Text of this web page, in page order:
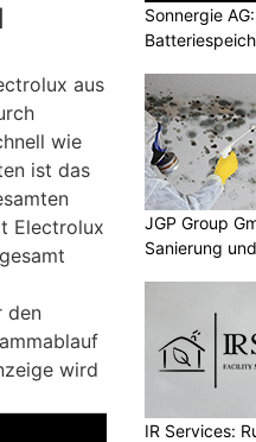
aus
wie
ist das
Electrolux
den
wird
Sonnergie
JGP Group
Sanierung
IR Services: